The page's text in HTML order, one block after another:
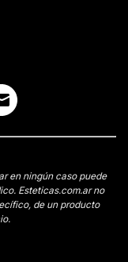
en ningún caso puede
Esteticas.com.ar no
de un producto